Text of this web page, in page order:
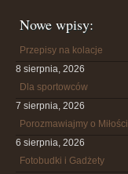
Nowe wpisy:
Przepisy na kolacje
8 sierpnia, 2026
Dla sportowców
7 sierpnia, 2026
Porozmawiajmy o Miłości
6 sierpnia, 2026
Fotobudki i Gadżety